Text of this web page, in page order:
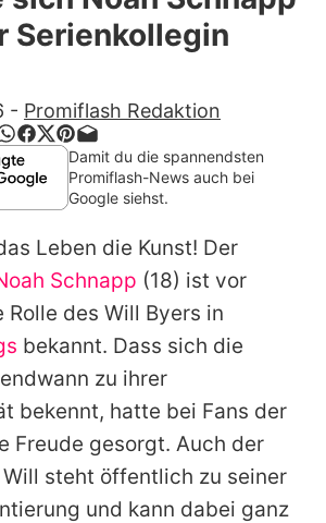
auf Promiflash
App runterladen
Team
Richtlinien
Impressum
Utiq verwalten
Serienkollegin
- Promiflash Redaktion
Damit du die spannendsten
Promiflash-News auch bei
Google siehst.
Leben die Kunst! Der
Schnapp (18) ist vor
Rolle des Will Byers in
bekannt. Dass sich die
zu ihrer
bekennt, hatte bei Fans der
Freude gesorgt. Auch der
steht öffentlich zu seiner
und kann dabei ganz